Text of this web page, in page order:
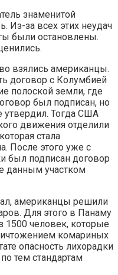
знаменитой
Из-за всех этих неудач
были остановлены.
взялись американцы.
договор с Колумбией
полоской земли, где
был подписан, но
утвердил. Тогда США
движения отделили
стала
После этого уже с
был подписан договор
данным участком
американцы решили
Для этого в Панаму
1500 человек, которые
комариных
опасность лихорадки
тем стандартам